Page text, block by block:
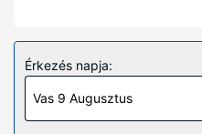
Helyezze magát
szoba egyikében,
minibár és kávéfőzők is
kényelmes ágyak, a(z)
prémium ágynemű a
Érkezés napja:
Vas 9 Augusztus